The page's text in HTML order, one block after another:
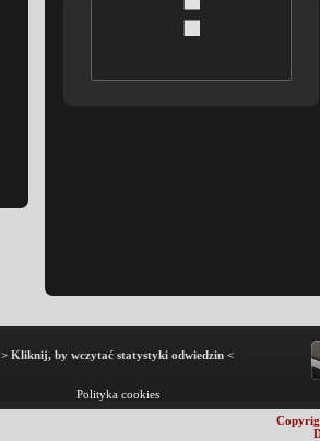
> Kliknij, by wczytać statystyki odwiedzin <
Polityka cookies